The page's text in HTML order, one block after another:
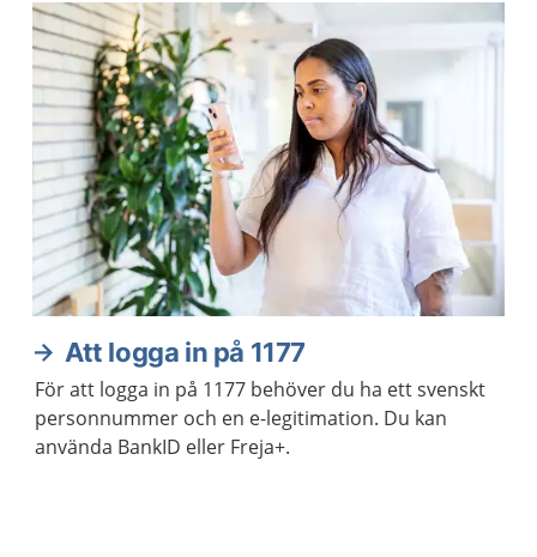
Att logga in på 1177
För att logga in på 1177 behöver du ha ett svenskt
personnummer och en e-legitimation. Du kan
använda BankID eller Freja+.